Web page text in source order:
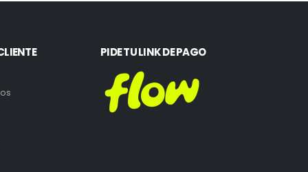
PIDE TU LINK DE PAGO